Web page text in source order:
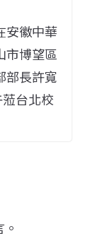
安徽中華
市博望區
部長許寬
台北校